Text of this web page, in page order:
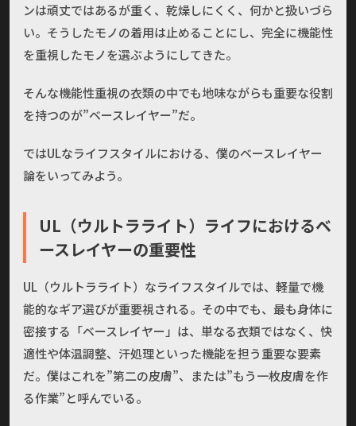
ンは頑丈ではあるが重く、乾燥しにくく、何かと扱いづら
い。そうしたモノの着用は止めることにし、完全に機能性
を重視したモノを選ぶようにしてきた。
そんな機能性重視の衣類の中でも地味ながらも重要な役割
を持つのが”ベースレイヤー”だ。
ではULなライフスタイルにおける、僕のベースレイヤー
論をいってみよう。
UL（ウルトラライト）ライフにおけるベ
ースレイヤーの重要性
UL（ウルトラライト）なライフスタイルでは、軽量で機
能的なギア選びが重要視される。その中でも、最も身体に
密接する「ベースレイヤー」は、単なる衣類ではなく、快
適性や体温調整、汗処理といった機能を担う重要な要素
だ。僕はこれを”第二の皮膚”、または”もう一枚皮膚を作
る作業”と呼んでいる。